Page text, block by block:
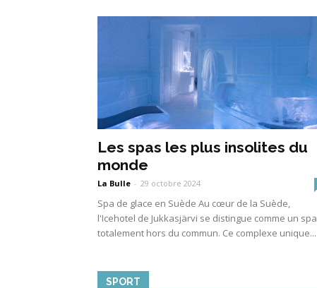
Les spas les plus insolites du
monde
La Bulle - 29 octobre 2024
Spa de glace en Suède Au cœur de la Suède,
l'Icehotel de Jukkasjärvi se distingue comme un spa
totalement hors du commun. Ce complexe unique...
SPORT